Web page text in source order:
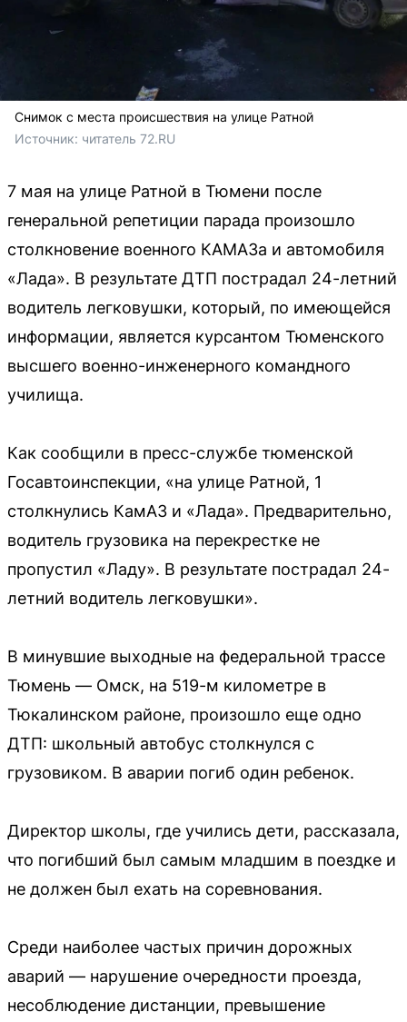
Снимок с места происшествия на улице Ратной
Источник: читатель 72.RU
7 мая на улице Ратной в Тюмени после
генеральной репетиции парада произошло
столкновение военного КАМАЗа и автомобиля
«Лада». В результате ДТП пострадал 24-летний
водитель легковушки, который, по имеющейся
информации, является курсантом Тюменского
высшего военно-инженерного командного
училища.
Как сообщили в пресс-службе тюменской
Госавтоинспекции, «на улице Ратной, 1
столкнулись КамАЗ и «Лада». Предварительно,
водитель грузовика на перекрестке не
пропустил «Ладу». В результате пострадал 24-
летний водитель легковушки».
В минувшие выходные на федеральной трассе
Тюмень — Омск, на 519-м километре в
Тюкалинском районе, произошло еще одно
ДТП: школьный автобус столкнулся с
грузовиком. В аварии погиб один ребенок.
Директор школы, где учились дети, рассказала,
что погибший был самым младшим в поездке и
не должен был ехать на соревнования.
Среди наиболее частых причин дорожных
аварий — нарушение очередности проезда,
несоблюдение дистанции, превышение